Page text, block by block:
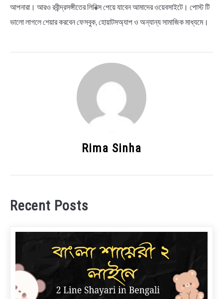
আপনারা। আরও রবীন্দ্রসঙ্গীতের লিরিক্স পেয়ে যাবেন আমাদের ওয়েবসাইটে। পোস্ট টি
ভালো লাগলে শেয়ার করবেন ফেসবুক, হোয়াটসঅ্যাপ ও অন্যান্য সামাজিক মাধ্যমে।
Rima Sinha
Recent Posts